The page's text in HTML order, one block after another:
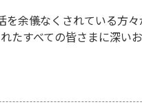
余儀なくされている方
たすべての皆さまに深い